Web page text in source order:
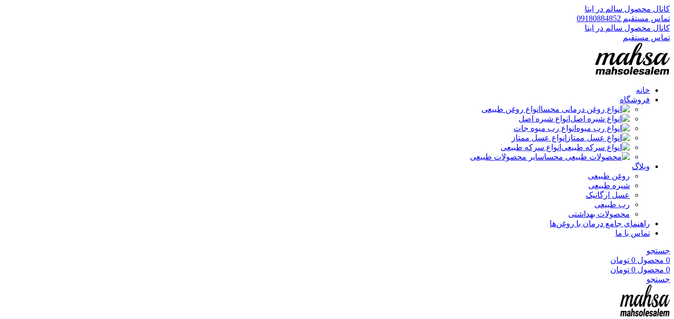
کانال محصول سالم در ایتا
تماس مستقیم 09180884852
کانال محصول سالم در ایتا
تماس مستقیم
خانه
فروشگاه
انواع روغن طبیعی
انواع شیره اصل
انواع رب میوه جات
انواع عسل ممتاز
انواع سرکه طبیعی
سایر محصولات طبیعی
وبلاگ
روغن طبیعی
شیره طبیعی
عسل ارگانیک
رب طبیعی
محصولات بهداشتی
راهنمای جامع درمان با روغن‌ها
تماس با ما
جستجو
0 محصول 0 تومان
0 محصول 0 تومان
جستجو